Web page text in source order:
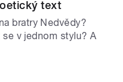
text
bratry Nedvědy?
v jednom stylu? A